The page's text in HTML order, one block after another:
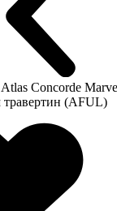
Concorde
травертин (AFUL)